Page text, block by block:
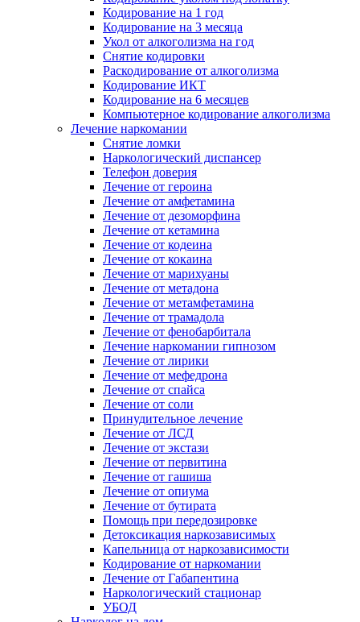
Кодирование на 1 год
Кодирование на 3 месяца
Укол от алкоголизма на год
Снятие кодировки
Раскодирование от алкоголизма
Кодирование ИКТ
Кодирование на 6 месяцев
Компьютерное кодирование алкоголизма
Лечение наркомании
Снятие ломки
Наркологический диспансер
Телефон доверия
Лечение от героина
Лечение от амфетамина
Лечение от дезоморфина
Лечение от кетамина
Лечение от кодеина
Лечение от кокаина
Лечение от марихуаны
Лечение от метадона
Лечение от метамфетамина
Лечение от трамадола
Лечение от фенобарбитала
Лечение наркомании гипнозом
Лечение от лирики
Лечение от мефедрона
Лечение от спайса
Лечение от соли
Принудительное лечение
Лечение от ЛСД
Лечение от экстази
Лечение от первитина
Лечение от гашиша
Лечение от опиума
Лечение от бутирата
Помощь при передозировке
Детоксикация наркозависимых
Капельница от наркозависимости
Кодирование от наркомании
Лечение от Габапентина
Наркологический стационар
УБОД